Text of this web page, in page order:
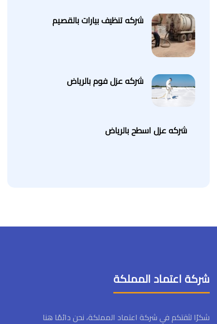
شركه تنظيف بيارات بالقصيم
شركه عزل فوم بالرياض
شركه عزل اسطح بالرياض
شركة اعتماد المملكة
شكرًا لثقتكم في شركة اعتماد المملكة، نحن دائمًا هنا